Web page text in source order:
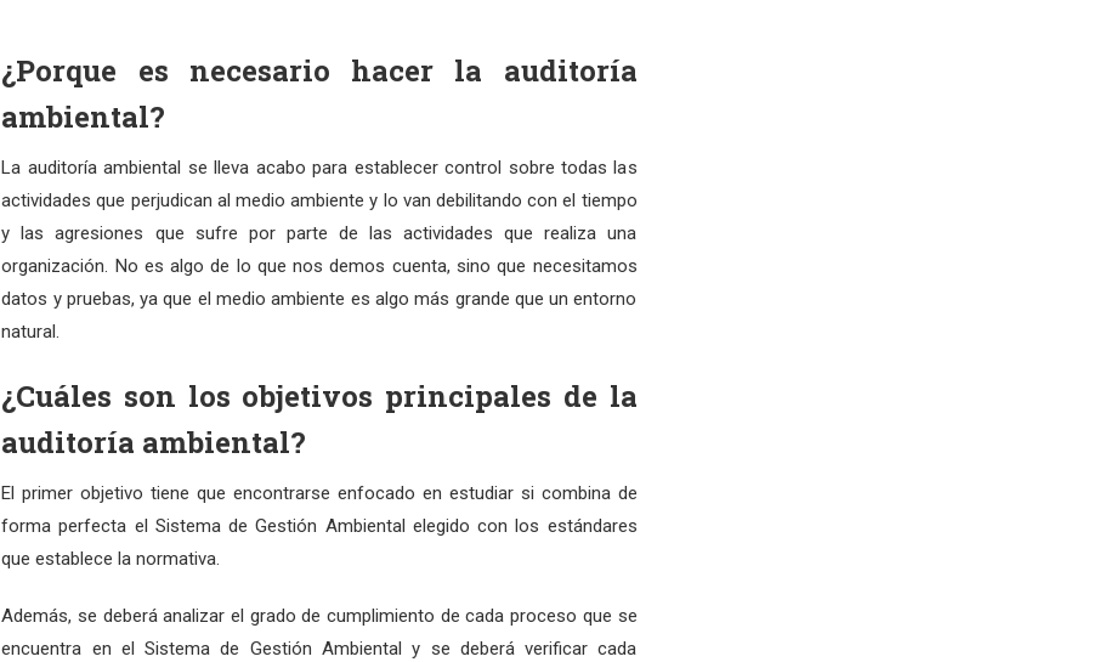
¿Porque es necesario hacer la auditoría
ambiental?
La auditoría ambiental se lleva acabo para establecer control sobre todas las
actividades que perjudican al medio ambiente y lo van debilitando con el tiempo
y las agresiones que sufre por parte de las actividades que realiza una
organización. No es algo de lo que nos demos cuenta, sino que necesitamos
datos y pruebas, ya que el medio ambiente es algo más grande que un entorno
natural.
¿Cuáles son los objetivos principales de la
auditoría ambiental?
El primer objetivo tiene que encontrarse enfocado en estudiar si combina de
forma perfecta el Sistema de Gestión Ambiental elegido con los estándares
que establece la normativa.
Además, se deberá analizar el grado de cumplimiento de cada proceso que se
encuentra en el Sistema de Gestión Ambiental y se deberá verificar cada